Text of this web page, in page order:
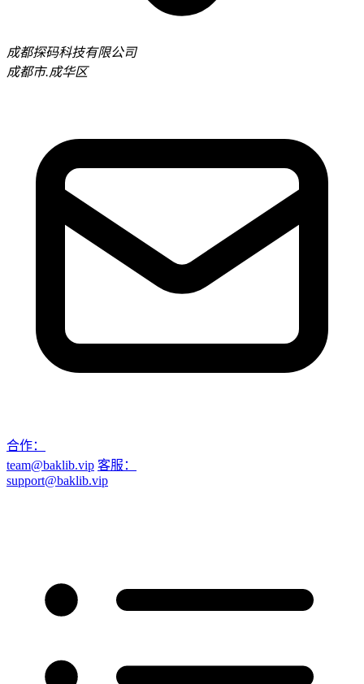
成都探码科技有限公司
成都市.成华区
合作：
team@baklib.vip 客服：
support@baklib.vip